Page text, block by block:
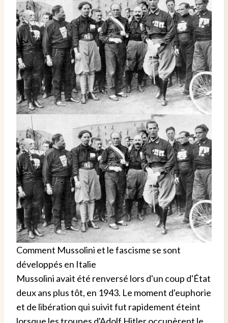
Comment Mussolini et le fascisme se sont
développés en Italie
Mussolini avait été renversé lors d'un coup d'État
deux ans plus tôt, en 1943. Le moment d'euphorie
et de libération qui suivit fut rapidement éteint